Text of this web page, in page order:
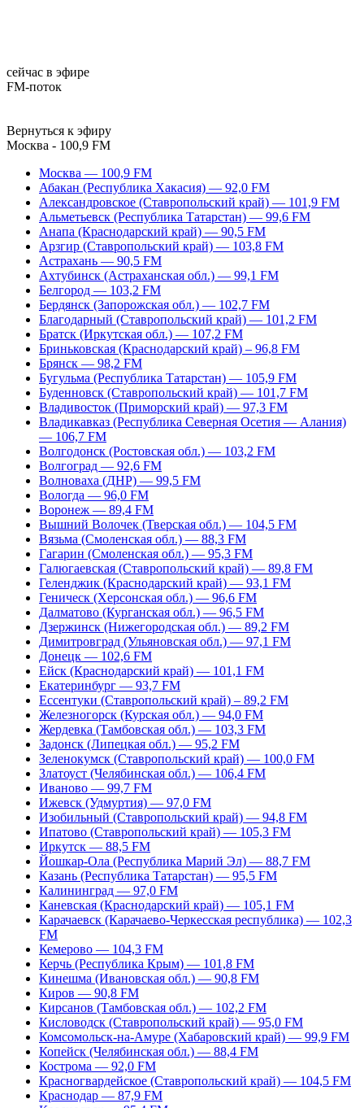
сейчас в эфире
FM-поток
Вернуться к эфиру
Москва - 100,9 FM
Москва — 100,9 FM
Абакан (Республика Хакасия) — 92,0 FM
Александровское (Ставропольский край) — 101,9 FM
Альметьевск (Республика Татарстан) — 99,6 FM
Анапа (Краснодарский край) — 90,5 FM
Арзгир (Ставропольский край) — 103,8 FM
Астрахань — 90,5 FM
Ахтубинск (Астраханская обл.) — 99,1 FM
Белгород — 103,2 FM
Бердянск (Запорожская обл.) — 102,7 FM
Благодарный (Ставропольский край) — 101,2 FM
Братск (Иркутская обл.) — 107,2 FM
Бриньковская (Краснодарский край) – 96,8 FM
Брянск — 98,2 FM
Бугульма (Республика Татарстан) — 105,9 FM
Буденновск (Ставропольский край) — 101,7 FM
Владивосток (Приморский край) — 97,3 FM
Владикавказ (Республика Северная Осетия — Алания)
— 106,7 FM
Волгодонск (Ростовская обл.) — 103,2 FM
Волгоград — 92,6 FM
Волноваха (ДНР) — 99,5 FM
Вологда — 96,0 FM
Воронеж — 89,4 FM
Вышний Волочек (Тверская обл.) — 104,5 FM
Вязьма (Смоленская обл.) — 88,3 FM
Гагарин (Смоленская обл.) — 95,3 FM
Галюгаевская (Ставропольский край) — 89,8 FM
Геленджик (Краснодарский край) — 93,1 FM
Геническ (Херсонская обл.) — 96,6 FM
Далматово (Курганская обл.) — 96,5 FM
Дзержинск (Нижегородская обл.) — 89,2 FM
Димитровград (Ульяновская обл.) — 97,1 FM
Донецк — 102,6 FM
Ейск (Краснодарский край) — 101,1 FM
Екатеринбург — 93,7 FM
Ессентуки (Ставропольский край) – 89,2 FM
Железногорск (Курская обл.) — 94,0 FM
Жердевка (Тамбовская обл.) — 103,3 FM
Задонск (Липецкая обл.) — 95,2 FM
Зеленокумск (Ставропольский край) — 100,0 FM
Златоуст (Челябинская обл.) — 106,4 FM
Иваново — 99,7 FM
Ижевск (Удмуртия) — 97,0 FM
Изобильный (Ставропольский край) — 94,8 FM
Ипатово (Ставропольский край) — 105,3 FM
Иркутск — 88,5 FM
Йошкар-Ола (Республика Марий Эл) — 88,7 FM
Казань (Республика Татарстан) — 95,5 FM
Калининград — 97,0 FM
Каневская (Краснодарский край) — 105,1 FM
Карачаевск (Карачаево-Черкесская республика) — 102,3
FM
Кемерово — 104,3 FM
Керчь (Республика Крым) — 101,8 FM
Кинешма (Ивановская обл.) — 90,8 FM
Киров — 90,8 FM
Кирсанов (Тамбовская обл.) — 102,2 FM
Кисловодск (Ставропольский край) — 95,0 FM
Комсомольск-на-Амуре (Хабаровский край) — 99,9 FM
Копейск (Челябинская обл.) — 88,4 FM
Кострома — 92,0 FM
Красногвардейское (Ставропольский край) — 104,5 FM
Краснодар — 87,9 FM